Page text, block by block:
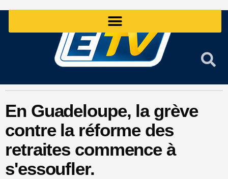
En Guadeloupe, la grève
contre la réforme des
retraites commence à
s'essoufler.